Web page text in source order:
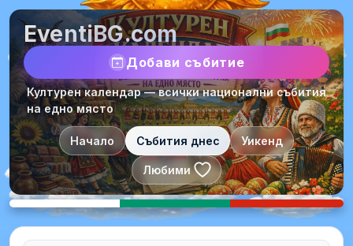
EventiBG.com
Добави събитие
Културен календар — всички национални събития
на едно място
Начало Събития днес Уикенд
Любими